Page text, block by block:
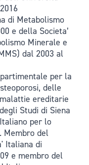
di Metabolismo
e della Societa’
Minerale e
dal 2003 al
per la
delle
ereditarie
Studi di Siena
per lo
Membro del
Italiana di
e membro del